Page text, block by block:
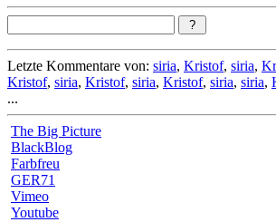
Letzte Kommentare von: siria, Kristof, siria,
Kristof, siria, Kristof, siria, Kristof, siria, siria,
...
The Big Picture
BlackBlog
Farbfreu
GER71
Vimeo
Youtube